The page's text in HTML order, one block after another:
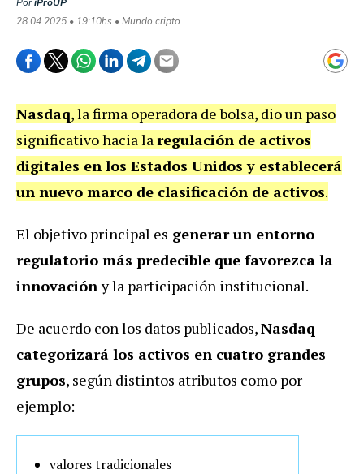
28.04.2025 • 19:10hs • Mundo cripto
Nasdaq, la firma operadora de bolsa, dio un paso
significativo hacia laregulación de activos
digitales en los Estados Unidos y establecerá
un nuevo marco de clasificación de activos.
El objetivo principal es generar un entorno
regulatorio más predecible que favorezca la
innovacióny la participación institucional.
De acuerdo con los datos publicados,Nasdaq
categorizará los activos en cuatro grandes
grupos, según distintos atributos como por
ejemplo:
valores tradicionales